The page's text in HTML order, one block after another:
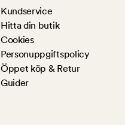
Kundservice
Hitta din butik
Cookies
Personuppgiftspolicy
Öppet köp & Retur
Guider